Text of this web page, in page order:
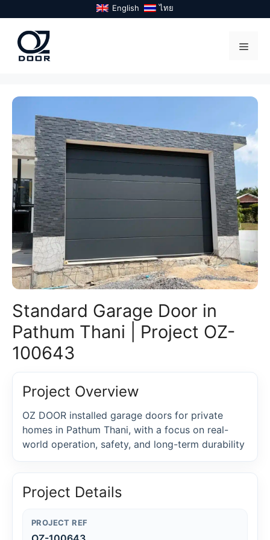
to
content
English ไทย
Standard Garage Door in
Pathum Thani | Project OZ-
100643
Project Overview
OZ DOOR installed garage doors for private
homes in Pathum Thani, with a focus on real-
world operation, safety, and long-term durability
Project Details
PROJECT REF